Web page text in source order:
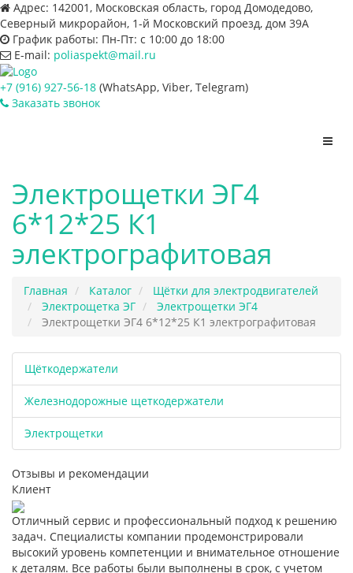
Адрес: 142001, Московская область, город Домодедово,
Северный микрорайон, 1-й Московский проезд, дом 39А
График работы: Пн-Пт: с 10:00 до 18:00
E-mail: poliaspekt@mail.ru
+7 (916) 927-56-18 (WhatsApp, Viber, Telegram)
Заказать звонок
Электрощетки ЭГ4
6*12*25 К1
электрографитовая
Главная Каталог
Щётки для электродвигателей
Электрощетка ЭГ
Электрощетки ЭГ4
Электрощетки ЭГ4 6*12*25 К1 электрографитовая
Щёткодержатели
Железнодорожные щеткодержатели
Электрощетки
Отзывы и рекомендации
Клиент
Отличный сервис и профессиональный подход к решению
задач. Специалисты компании продемонстрировали
высокий уровень компетенции и внимательное отношение
к деталям. Все работы были выполнены в срок, с учетом